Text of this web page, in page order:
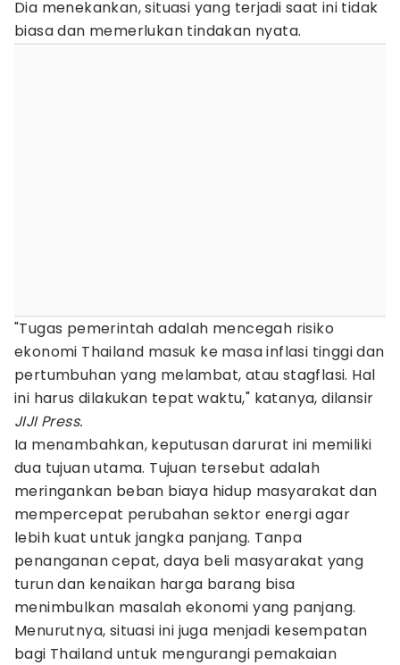
Dia menekankan, situasi yang terjadi saat ini tidak
biasa dan memerlukan tindakan nyata.
"Tugas pemerintah adalah mencegah risiko
ekonomi Thailand masuk ke masa inflasi tinggi dan
pertumbuhan yang melambat, atau stagflasi. Hal
ini harus dilakukan tepat waktu," katanya, dilansir
JIJI Press.
Ia menambahkan, keputusan darurat ini memiliki
dua tujuan utama. Tujuan tersebut adalah
meringankan beban biaya hidup masyarakat dan
mempercepat perubahan sektor energi agar
lebih kuat untuk jangka panjang. Tanpa
penanganan cepat, daya beli masyarakat yang
turun dan kenaikan harga barang bisa
menimbulkan masalah ekonomi yang panjang.
Menurutnya, situasi ini juga menjadi kesempatan
bagi Thailand untuk mengurangi pemakaian